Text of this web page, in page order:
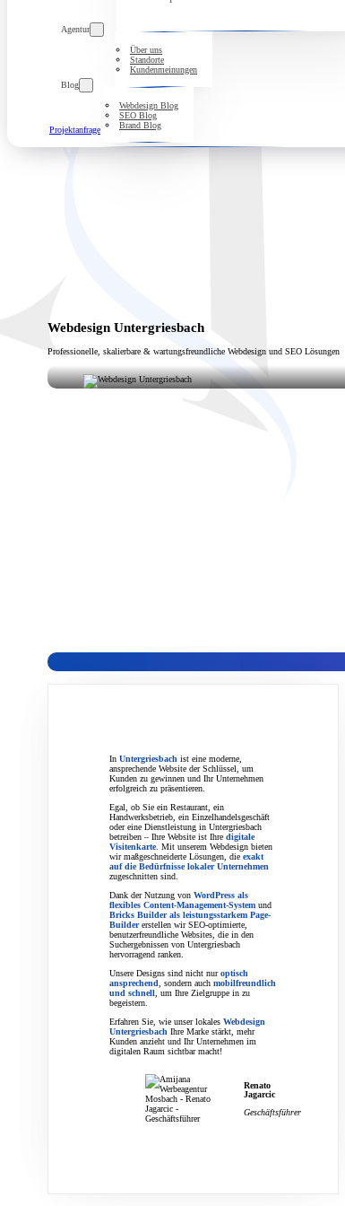
Agentur
Über uns
Standorte
Kundenmeinungen
Blog
Webdesign Blog
SEO Blog
Brand Blog
Projektanfrage
Webdesign Untergriesbach
Professionelle, skalierbare & wartungsfreundliche Webdesign und SEO Lösungen
In Untergriesbach ist eine moderne,
ansprechende Website der Schlüssel, um
Kunden zu gewinnen und Ihr Unternehmen
erfolgreich zu präsentieren.
Egal, ob Sie ein Restaurant, ein
Handwerksbetrieb, ein Einzelhandelsgeschäft
oder eine Dienstleistung in Untergriesbach
betreiben – Ihre Website ist Ihre digitale
Visitenkarte. Mit unserem Webdesign bieten
wir maßgeschneiderte Lösungen, die exakt
auf die Bedürfnisse lokaler Unternehmen
zugeschnitten sind.
Dank der Nutzung von WordPress als
flexibles Content-Management-Systemund
Bricks Builder als leistungsstarkem Page-
Buildererstellen wir SEO-optimierte,
benutzerfreundliche Websites, die in den
Suchergebnissen von Untergriesbach
hervorragend ranken.
Unsere Designs sind nicht nuroptisch
ansprechend , sondern auch mobilfreundlich
und schnell, um Ihre Zielgruppe in zu
begeistern.
Erfahren Sie, wie unser lokales Webdesign
Untergriesbach Ihre Marke stärkt, mehr
Kunden anzieht und Ihr Unternehmen im
digitalen Raum sichtbar macht!
Renato
Jagarcic
Geschäftsführer